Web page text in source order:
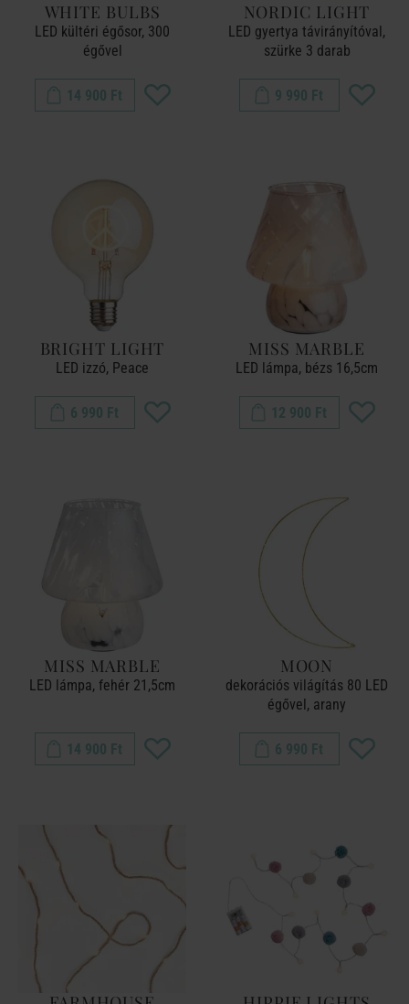
WHITE BULBS
LED kültéri égősor, 300
égővel
14 900 Ft
NORDIC LIGHT
LED gyertya távirányítóval,
szürke 3 darab
9 990 Ft
BRIGHT LIGHT
LED izzó, Peace
6 990 Ft
MISS MARBLE
LED lámpa, bézs 16,5cm
12 900 Ft
MISS MARBLE
LED lámpa, fehér 21,5cm
14 900 Ft
MOON
dekorációs világítás 80 LED
égővel, arany
6 990 Ft